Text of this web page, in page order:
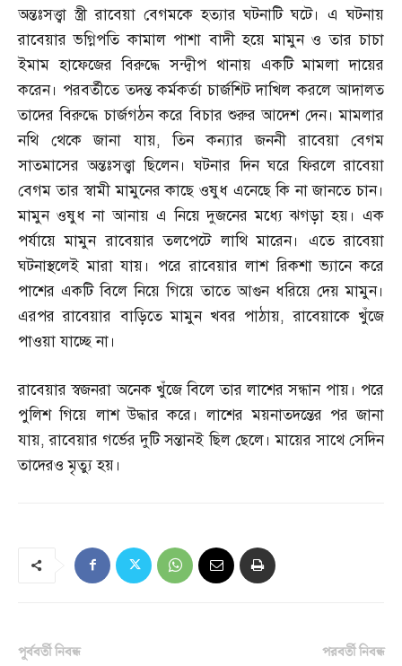
অন্তঃসত্ত্বা স্ত্রী রাবেয়া বেগমকে হত্যার ঘটনাটি ঘটে। এ ঘটনায়
রাবেয়ার ভগ্নিপতি কামাল পাশা বাদী হয়ে মামুন ও তার চাচা
ইমাম হাফেজের বিরুদ্ধে সন্দ্বীপ থানায় একটি মামলা দায়ের
করেন। পরবর্তীতে তদন্ত কর্মকর্তা চার্জশিট দাখিল করলে আদালত
তাদের বিরুদ্ধে চার্জগঠন করে বিচার শুরুর আদেশ দেন। মামলার
নথি থেকে জানা যায়,তিন কন্যার জননী রাবেয়া বেগম
সাতমাসের অন্তঃসত্ত্বা ছিলেন। ঘটনার দিন ঘরে ফিরলে রাবেয়া
বেগম তার স্বামী মামুনের কাছে ওষুধ এনেছে কি না জানতে চান।
মামুন ওষুধ না আনায় এ নিয়ে দুজনের মধ্যে ঝগড়া হয়। এক
পর্যায়ে মামুন রাবেয়ার তলপেটে লাথি মারেন। এতে রাবেয়া
ঘটনাস্থলেই মারা যায়। পরে রাবেয়ার লাশ রিকশা ভ্যানে করে
পাশের একটি বিলে নিয়ে গিয়ে তাতে আগুন ধরিয়ে দেয় মামুন।
এরপর রাবেয়ার বাড়িতে মামুন খবর পাঠায়,রাবেয়াকে খুঁজে
পাওয়া যাচ্ছে না।
রাবেয়ার স্বজনরা অনেক খুঁজে বিলে তার লাশের সন্ধান পায়। পরে
পুলিশ গিয়ে লাশ উদ্ধার করে। লাশের ময়নাতদন্তের পর জানা
যায়,রাবেয়ার গর্ভের দুটি সন্তানই ছিল ছেলে। মায়ের সাথে সেদিন
তাদেরও মৃত্যু হয়।
পূর্ববর্তী নিবন্ধ পরবর্তী নিবন্ধ